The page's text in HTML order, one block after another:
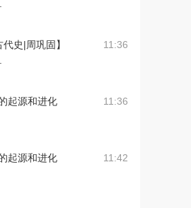
史|周巩固】
11:36
起源和进化
11:36
起源和进化
11:42